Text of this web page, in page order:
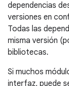
dependencias
versiones en
Todas las
misma versión
bibliotecas.
Si muchos
interfaz, puede